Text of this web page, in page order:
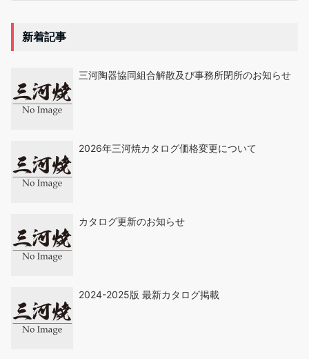
新着記事
三河陶器協同組合解散及び事務所閉所のお知らせ
2026年三河焼カタログ価格変更について
カタログ更新のお知らせ
2024-2025版 最新カタログ掲載